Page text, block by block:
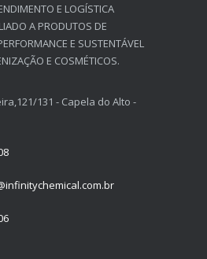
E LOGÍSTICA
A PRODUTOS DE
E SUSTENTÁVEL
E COSMÉTICOS.​
131 - Capela do Alto -